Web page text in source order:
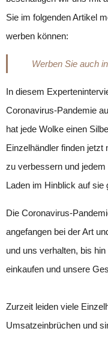
Sie im folgenden Artikel
werben können:
Werben Sie auch
In diesem
Coronavirus-Pandemie
hat jede Wolke einen
Einzelhändler finden jetzt
zu verbessern und
Laden im Hinblick auf sie
Die Coronavirus-
angefangen bei der Art
und uns verhalten, bis
einkaufen und unsere
Zurzeit leiden viele
Umsatzeinbrüchen und